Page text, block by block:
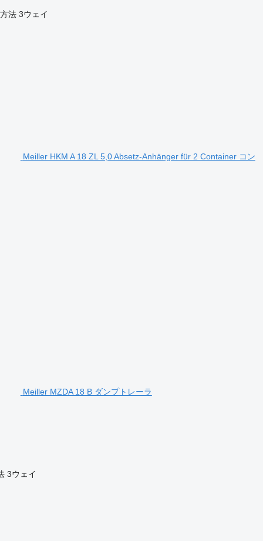
法 3ウェイ
Meiller HKM A 18 ZL 5,0 Absetz-Anhänger für 2 Container コン
Meiller MZDA 18 B ダンプトレーラ
3ウェイ